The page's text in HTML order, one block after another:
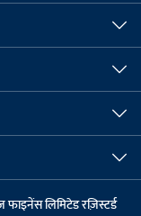
फाइनेंस लिमिटेड रज़िस्टर्ड